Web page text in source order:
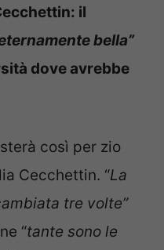
il
bella”
dove avrebbe
così per zio
Cecchettin. “La
tre volte”
“tante sono le